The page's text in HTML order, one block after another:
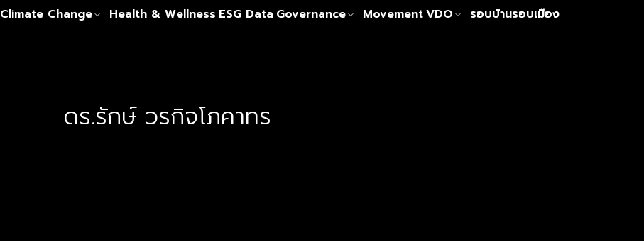
Climate Change Health & Wellness ESG Data Governance MovementVDO รอบบ้านรอบเมือง
ดร.รักษ์ วรกิจโภคาทร